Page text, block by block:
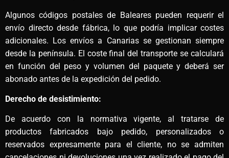
Algunos códigos postales de Baleares pueden requerir el
envío directo desde fábrica, lo que podría implicar costes
adicionales. Los envíos a Canarias se gestionan siempre
desde la península. El coste final del transporte se calculará
en función del peso y volumen del paquete y deberá ser
abonado antes de la expedición del pedido.
Derecho de desistimiento:
De acuerdo con la normativa vigente, al tratarse de
productos fabricados bajo pedido, personalizados o
reservados expresamente para el cliente, no se admiten